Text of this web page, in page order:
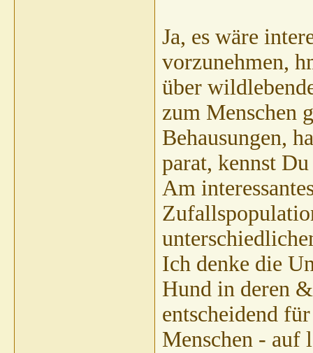
Ja, es wäre
vorzunehmen,
über
zum Menschen
Behausungen,
parat, kennst
Am
Ich denke die
Hund in deren
entscheidend
Menschen - auf